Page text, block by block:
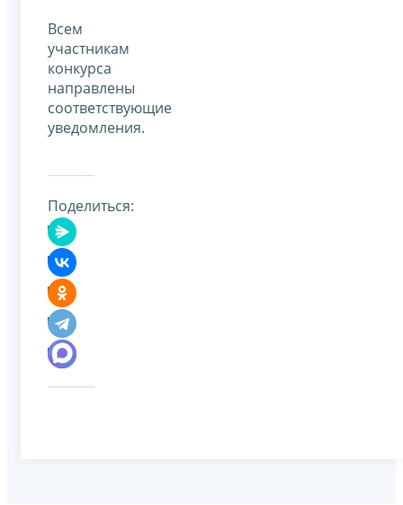
Всем
участникам
конкурса
направлены
соответствующие
уведомления.
Поделиться: